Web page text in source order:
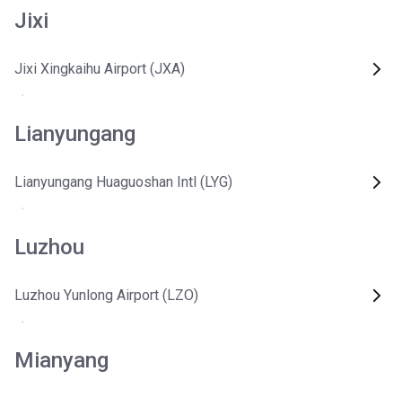
Jixi
Jixi Xingkaihu Airport (JXA)
Lianyungang
Lianyungang Huaguoshan Intl (LYG)
Luzhou
Luzhou Yunlong Airport (LZO)
Mianyang